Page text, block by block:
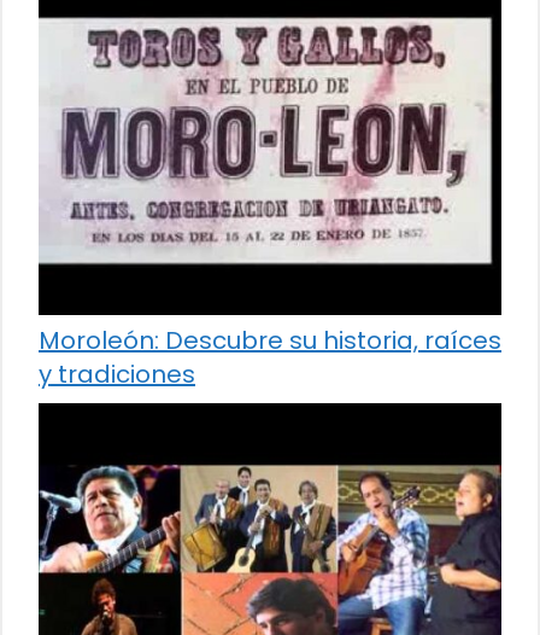
Moroleón: Descubre su historia, raíces
y tradiciones